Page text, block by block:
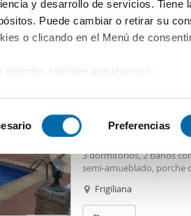
y desarrollo de servicios. Tiene
Puede cambiar o retirar su
o clicando en el Menú de
permite, también quisiéramos:
Identificar su dispositivo analizándolo
más información sobre cómo
en la
sección de datos
.
Declaración de cookies.
Preferencias
2
Alquiler piso
3 dormitorios, 2 baños
semi-amueblado, porche
Frigiliana